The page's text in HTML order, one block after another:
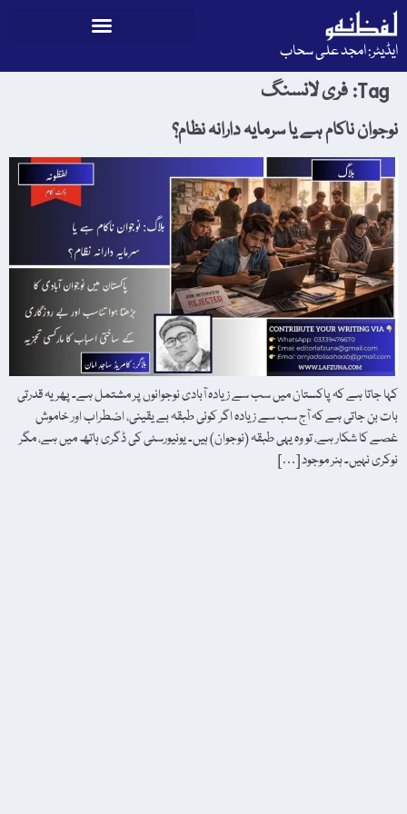
ایڈیٹر: امجد علی سحاب
Tag: فری لانسنگ
نوجوان ناکام ہے یا سرمایہ دارانہ نظام؟
کہا جاتا ہے کہ پاکستان میں سب سے زیادہ آبادی نوجوانوں پر مشتمل ہے۔ پھر یہ قدرتی
بات بن جاتی ہے کہ آج سب سے زیادہ اگر کوئی طبقہ بے یقینی، اضطراب اور خاموش
غصے کا شکار ہے، تو وہ یہی طبقہ (نوجوان) ہیں۔ یونیورسٹی کی ڈگری ہاتھ میں ہے، مگر
نوکری نہیں۔ ہنر موجود […]